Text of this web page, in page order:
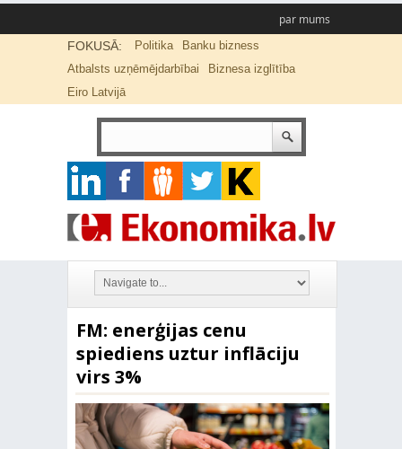
par mums
FOKUSĀ: Politika
Banku bizness
Atbalsts uzņēmējdarbībai
Biznesa izglītība
Eiro Latvijā
FM: enerģijas cenu
spiediens uztur inflāciju
virs 3%